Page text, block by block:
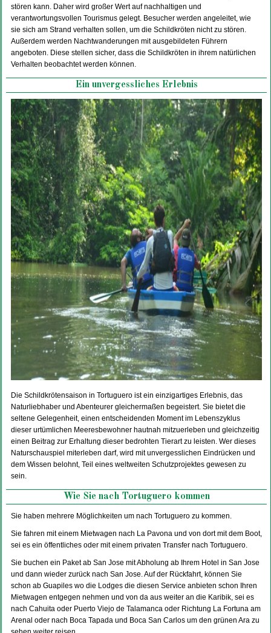
stören kann. Daher wird großer Wert auf nachhaltigen und
verantwortungsvollen Tourismus gelegt. Besucher werden angeleitet, wie
sie sich am Strand verhalten sollen, um die Schildkröten nicht zu stören.
Außerdem werden Nachtwanderungen mit ausgebildeten Führern
angeboten. Diese stellen sicher, dass die Schildkröten in ihrem natürlichen
Verhalten beobachtet werden können.
Ein unvergessliches Erlebnis
Die Schildkrötensaison in Tortuguero ist ein einzigartiges Erlebnis, das
Naturliebhaber und Abenteurer gleichermaßen begeistert. Sie bietet die
seltene Gelegenheit, einen entscheidenden Moment im Lebenszyklus
dieser urtümlichen Meeresbewohner hautnah mitzuerleben und gleichzeitig
einen Beitrag zur Erhaltung dieser bedrohten Tierart zu leisten. Wer dieses
Naturschauspiel miterleben darf, wird mit unvergesslichen Eindrücken und
dem Wissen belohnt, Teil eines weltweiten Schutzprojektes gewesen zu
sein.
Wie Sie nach Tortuguero kommen
Sie haben mehrere Möglichkeiten um nach Tortuguero zu kommen.
Sie fahren mit einem Mietwagen nach La Pavona und von dort mit dem Boot,
sei es ein öffentliches oder mit einem privaten Transfer nach Tortuguero.
Sie buchen ein Paket ab San Jose mit Abholung ab Ihrem Hotel in San Jose
und dann wieder zurück nach San Jose. Auf der Rückfahrt, können Sie
schon ab Guapiles wo die Lodges die diesen Service anbieten schon Ihren
Mietwagen entgegen nehmen und von da aus weiter an die Karibik, sei es
nach Cahuita oder Puerto Viejo de Talamanca oder Richtung La Fortuna am
Arenal oder nach Boca Tapada und Boca San Carlos um den grünen Ara zu